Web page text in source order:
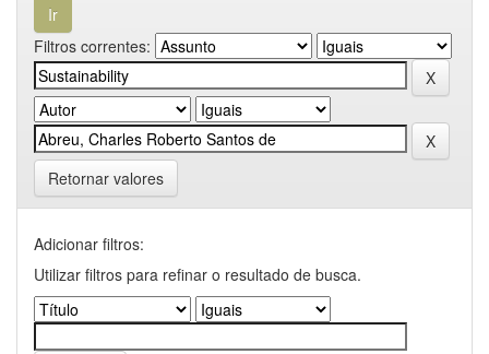
Filtros correntes:
Retornar valores
Adicionar filtros:
Utilizar filtros para refinar o resultado de busca.